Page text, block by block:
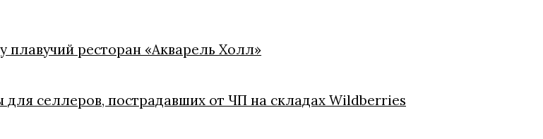
ресторан «Акварель Холл»
селлеров, пострадавших от ЧП на складах Wildberries